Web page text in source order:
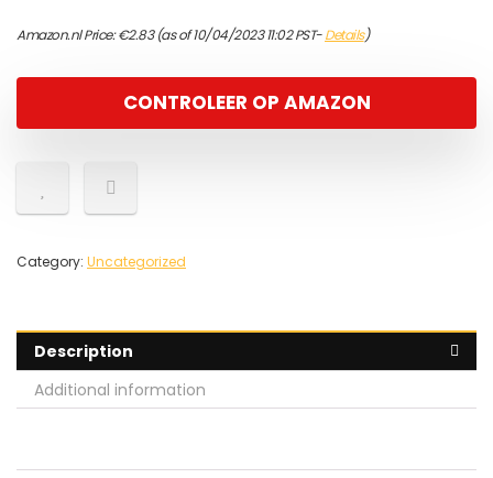
Amazon.nl Price:€2.83(as of 10/04/2023 11:02 PST-Details)
CONTROLEER OP AMAZON
Category: Uncategorized
Description
Additional information